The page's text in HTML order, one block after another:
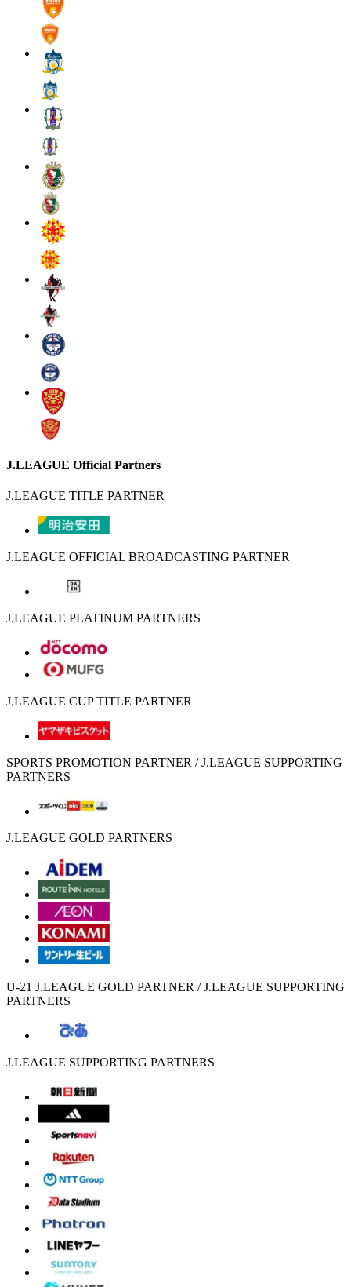
J.LEAGUE Official Partners
J.LEAGUE TITLE PARTNER
J.LEAGUE OFFICIAL BROADCASTING PARTNER
J.LEAGUE PLATINUM PARTNERS
J.LEAGUE CUP TITLE PARTNER
SPORTS PROMOTION PARTNER / J.LEAGUE SUPPORTING
PARTNERS
J.LEAGUE GOLD PARTNERS
U-21 J.LEAGUE GOLD PARTNER / J.LEAGUE SUPPORTING
PARTNERS
J.LEAGUE SUPPORTING PARTNERS